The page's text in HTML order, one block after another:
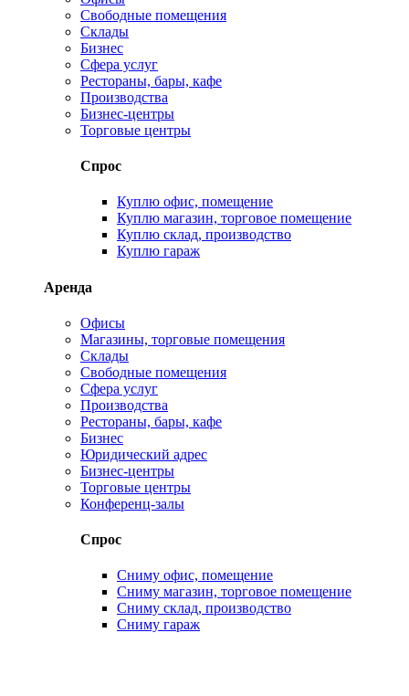
Свободные помещения
Склады
Бизнес
Сфера услуг
Рестораны, бары, кафе
Производства
Бизнес-центры
Торговые центры
Спрос
Куплю офис, помещение
Куплю магазин, торговое помещение
Куплю склад, производство
Куплю гараж
Аренда
Офисы
Магазины, торговые помещения
Склады
Свободные помещения
Сфера услуг
Производства
Рестораны, бары, кафе
Бизнес
Юридический адрес
Бизнес-центры
Торговые центры
Конференц-залы
Спрос
Сниму офис, помещение
Сниму магазин, торговое помещение
Сниму склад, производство
Сниму гараж